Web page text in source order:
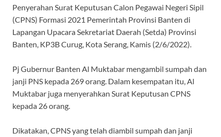
Penyerahan Surat Keputusan Calon Pegawai Negeri Sipil
(CPNS) Formasi 2021 Pemerintah Provinsi Banten di
Lapangan Upacara Sekretariat Daerah (Setda) Provinsi
Banten, KP3B Curug, Kota Serang, Kamis (2/6/2022).
Pj Gubernur Banten Al Muktabar mengambil sumpah dan
janji PNS kepada 269 orang. Dalam kesempatan itu, Al
Muktabar juga menyerahkan Surat Keputusan CPNS
kepada 26 orang.
Dikatakan, CPNS yang telah diambil sumpah dan janji